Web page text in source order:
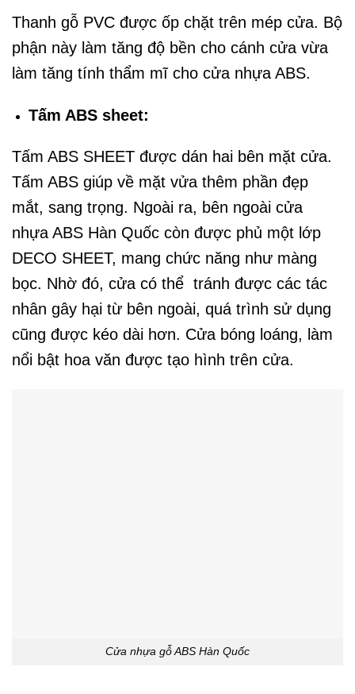
Thanh gỗ PVC được ốp chặt trên mép cửa. Bộ
phận này làm tăng độ bền cho cánh cửa vừa
làm tăng tính thẩm mĩ cho cửa nhựa ABS.
Tấm ABS sheet:
Tấm ABS SHEET được dán hai bên mặt cửa.
Tấm ABS giúp về mặt vửa thêm phần đẹp
mắt, sang trọng. Ngoài ra, bên ngoài cửa
nhựa ABS Hàn Quốc còn được phủ một lớp
DECO SHEET, mang chức năng như màng
bọc. Nhờ đó, cửa có thể tránh được các tác
nhân gây hại từ bên ngoài, quá trình sử dụng
cũng được kéo dài hơn. Cửa bóng loáng, làm
nổi bật hoa văn được tạo hình trên cửa.
Cửa nhựa gỗ ABS Hàn Quốc